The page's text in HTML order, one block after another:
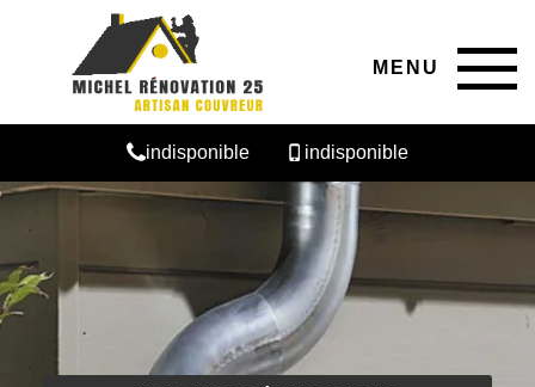
MENU
indisponible indisponible